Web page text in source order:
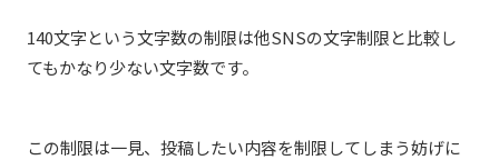
140文字という文字数の制限は他SNSの文字制限と比較し
てもかなり少ない文字数です。
この制限は一見、投稿したい内容を制限してしまう妨げに